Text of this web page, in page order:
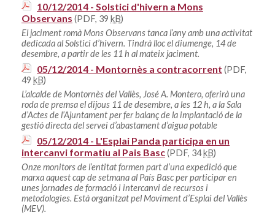
10/12/2014 - Solstici d'hivern a Mons
Observans (PDF, 39 kB)
El jaciment romà Mons Observans tanca l’any amb una activitat
dedicada al Solstici d’hivern. Tindrà lloc el diumenge, 14 de
desembre, a partir de les 11 h al mateix jaciment.
05/12/2014 - Montornès a contracorrent (PDF,
49 kB)
L’alcalde de Montornès del Vallès, José A. Montero, oferirà una
roda de premsa el dijous 11 de desembre, a les 12 h, a la Sala
d’Actes de l’Ajuntament per fer balanç de la implantació de la
gestió directa del servei d’abastament d’aigua potable
05/12/2014 - L'Esplai Panda participa en un
intercanvi formatiu al Pais Basc(PDF, 34kB)
Onze monitors de l’entitat formen part d’una expedició que
marxa aquest cap de setmana al País Basc per participar en
unes jornades de formació i intercanvi de recursos i
metodologies. Està organitzat pel Moviment d’Esplai del Vallès
(MEV).